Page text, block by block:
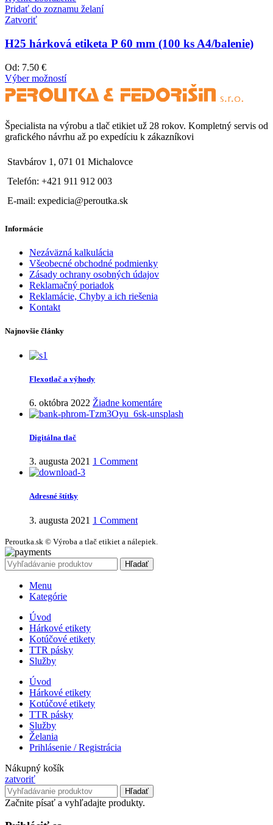
Pridať do zoznamu želaní
Zatvoriť
H25 hárková etiketa P 60 mm (100 ks A4/balenie)
Od: 7.50 €
Výber možností
Špecialista na výrobu a tlač etikiet už 28 rokov. Kompletný servis od
grafického návrhu až po expedíciu k zákazníkovi
Stavbárov 1, 071 01 Michalovce
Telefón: +421 911 912 003
E-mail: expedicia@peroutka.sk
Informácie
Nezáväzná kalkulácia
Všeobecné obchodné podmienky
Zásady ochrany osobných údajov
Reklamačný poriadok
Reklamácie, Chyby a ich riešenia
Kontakt
Najnovšie články
Flexotlač a výhody
6. októbra 2022 Žiadne komentáre
Digitálna tlač
3. augusta 2021 1 Comment
Adresné štítky
3. augusta 2021 1 Comment
Peroutka.sk © Výroba a tlač etikiet a nálepiek.
Hľadať
Menu
Kategórie
Úvod
Hárkové etikety
Kotúčové etikety
TTR pásky
Služby
Úvod
Hárkové etikety
Kotúčové etikety
TTR pásky
Služby
Želania
Prihlásenie / Registrácia
Nákupný košík
zatvoriť
Hľadať
Začnite písať a vyhľadajte produkty.